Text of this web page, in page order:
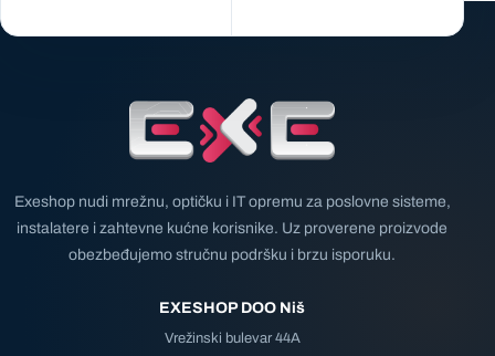
Exeshop nudi mrežnu, optičku i IT opremu za poslovne sisteme,
instalatere i zahtevne kućne korisnike. Uz proverene proizvode
obezbeđujemo stručnu podršku i brzu isporuku.
EXESHOP DOO Niš
Vrežinski bulevar 44A